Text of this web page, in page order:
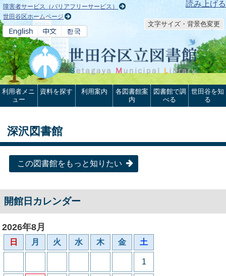
本文へ 読み上げる
障害者サービス（バリアフリーサービス）
世田谷区ホームページ
文字サイズ・背景色変更
利用者メニ
ュー
資料を探す 利用案内
各図書館案
内
図書館で調
べる
世田谷を知
る
深沢図書館
この図書館をもっと知りたい
開館日カレンダー
2026年8月
日 月 火 水 木 金 土
1